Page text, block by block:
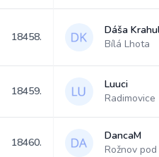
18458.
Dáša
Bílá Lhota
18459.
Luuci
Radimovice
18460.
DancaM
Rožnov